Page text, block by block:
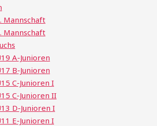
Mannschaft
Mannschaft
A-Junioren
B-Junioren
C-Junioren I
C-Junioren II
D-Junioren I
E-Junioren I